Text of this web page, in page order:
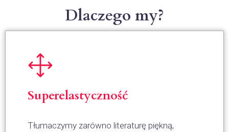
Dlaczego my?
Superelastyczność
Tłumaczymy zarówno literaturę piękną,